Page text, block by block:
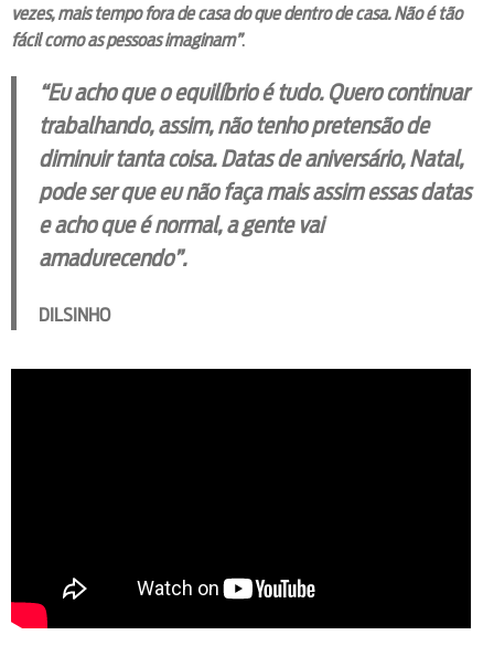
vezes, mais tempo fora de casa do que dentro de casa. Não é tão
fácil como as pessoas imaginam”.
“Eu acho que o equilíbrio é tudo. Quero continuar
trabalhando, assim, não tenho pretensão de
diminuir tanta coisa. Datas de aniversário, Natal,
pode ser que eu não faça mais assim essas datas
e acho que é normal, a gente vai
amadurecendo”.
DILSINHO